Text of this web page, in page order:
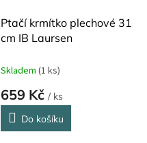
Ptačí krmítko plechové 31
cm IB Laursen
Skladem (1 ks)
659 Kč / ks
Do košíku